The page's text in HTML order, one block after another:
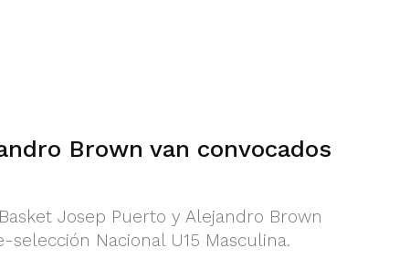
Brown van convocados
Josep Puerto y Alejandro Brown
Nacional U15 Masculina.